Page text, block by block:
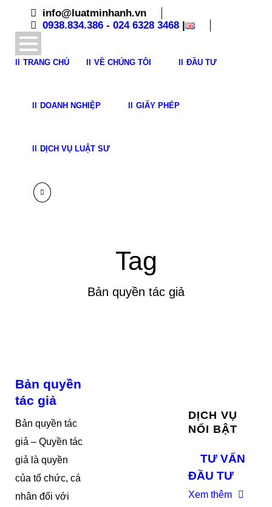
info@luatminhanh.vn
0938.834.386 - 024 6328 3468 |
TRANG CHỦ VỀ CHÚNG TÔI ĐẦU TƯ
DOANH NGHIỆP GIẤY PHÉP
DỊCH VỤ LUẬT SƯ
Tag
Bản quyền tác giả
Bản quyền
tác giả
Bản quyền tác
giả – Quyền tác
giả là quyền
của tổ chức, cá
nhân đối với
DỊCH VỤ
NỔI BẬT
TƯ VẤN
ĐẦU TƯ
Xem thêm